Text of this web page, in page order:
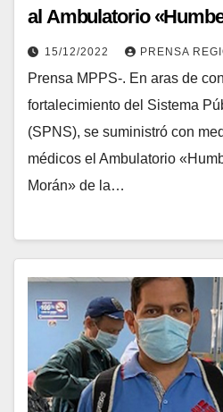
al Ambulatorio
Morán»
15/12/2022 PRENSA
Prensa MPPS-. En aras de
fortalecimiento del Sistema
(SPNS), se suministró con
médicos el Ambulatorio
Morán» de la…